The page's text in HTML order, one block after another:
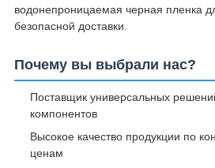
водонепроницаемая черная пленка
безопасной доставки.
Почему вы выбрали нас?
Поставщик универсальных
компонентов
Высокое качество продукции по
ценам